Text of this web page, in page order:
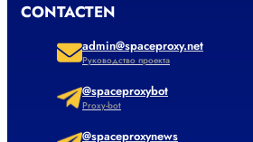
CONTACTEN
admin@spaceproxy.net
Руководство проекта
@spaceproxybot
Proxy-bot
@spaceproxynews